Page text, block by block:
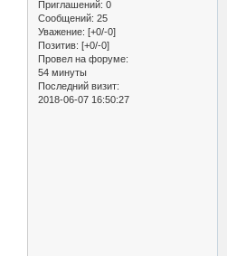
Приглашений: 0
Сообщений: 25
Уважение: [+0/-0]
Позитив: [+0/-0]
Провел на форуме:
54 минуты
Последний визит:
2018-06-07 16:50:27